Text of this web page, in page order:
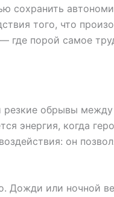
того, что
порой самое
обрывы
энергия, когда
он
Дожди или ночной